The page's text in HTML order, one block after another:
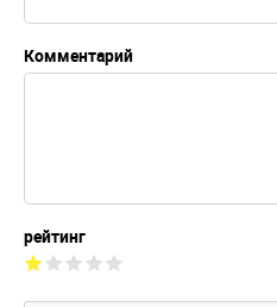
Комментарий
рейтинг